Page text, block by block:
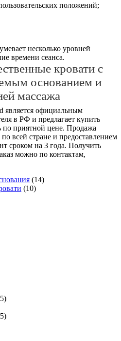
положений;
несколько уровней
времени сеанса.
кровати с
основанием и
массажа
является официальным
в РФ и предлагает купить
приятной цене. Продажа
по всей стране и предоставлением
сроком на 3 года. Получить
можно по контактам,
(14)
(10)